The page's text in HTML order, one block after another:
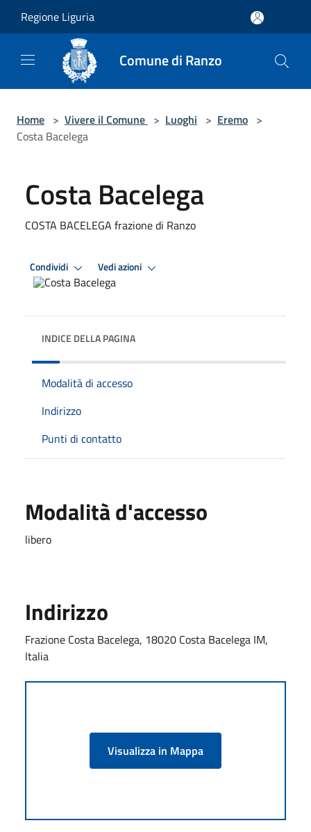
Regione Liguria
Comune di Ranzo
Home > Vivere il Comune > Luoghi > Eremo >
Costa Bacelega
Costa Bacelega
COSTA BACELEGA frazione di Ranzo
Condividi Vedi azioni
INDICE DELLA PAGINA
Modalità di accesso
Indirizzo
Punti di contatto
Modalità d'accesso
libero
Indirizzo
Frazione Costa Bacelega, 18020 Costa Bacelega IM,
Italia
Visualizza in Mappa